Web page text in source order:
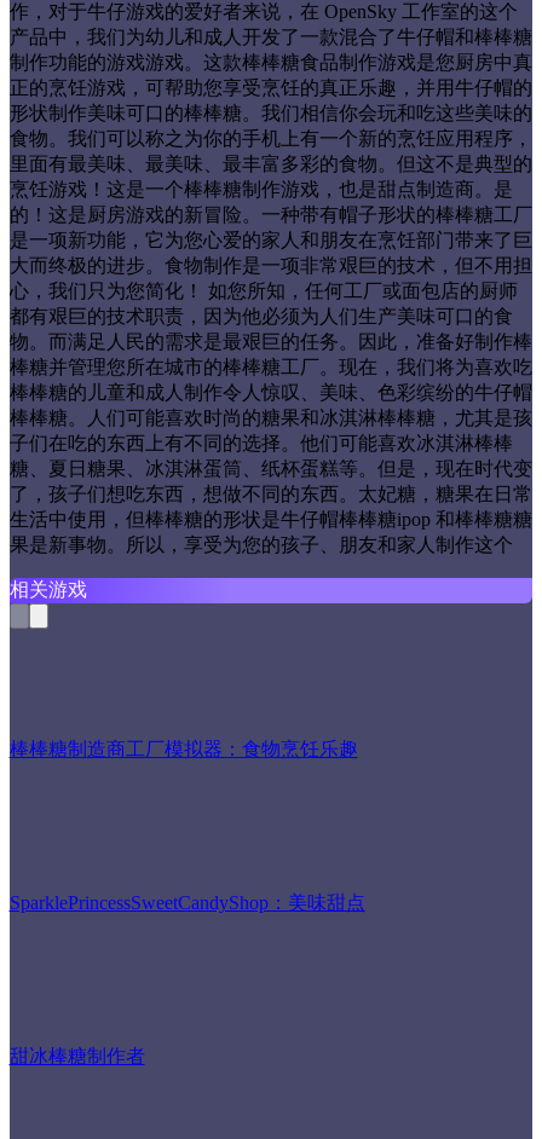
作，对于牛仔游戏的爱好者来说，在 OpenSky 工作室的这个
产品中，我们为幼儿和成人开发了一款混合了牛仔帽和棒棒糖
制作功能的游戏游戏。这款棒棒糖食品制作游戏是您厨房中真
正的烹饪游戏，可帮助您享受烹饪的真正乐趣，并用牛仔帽的
形状制作美味可口的棒棒糖。我们相信你会玩和吃这些美味的
食物。我们可以称之为你的手机上有一个新的烹饪应用程序，
里面有最美味、最美味、最丰富多彩的食物。但这不是典型的
烹饪游戏！这是一个棒棒糖制作游戏，也是甜点制造商。是
的！这是厨房游戏的新冒险。一种带有帽子形状的棒棒糖工厂
是一项新功能，它为您心爱的家人和朋友在烹饪部门带来了巨
大而终极的进步。食物制作是一项非常艰巨的技术，但不用担
心，我们只为您简化！ 如您所知，任何工厂或面包店的厨师
都有艰巨的技术职责，因为他必须为人们生产美味可口的食
物。而满足人民的需求是最艰巨的任务。因此，准备好制作棒
棒糖并管理您所在城市的棒棒糖工厂。现在，我们将为喜欢吃
棒棒糖的儿童和成人制作令人惊叹、美味、色彩缤纷的牛仔帽
棒棒糖。人们可能喜欢时尚的糖果和冰淇淋棒棒糖，尤其是孩
子们在吃的东西上有不同的选择。他们可能喜欢冰淇淋棒棒
糖、夏日糖果、冰淇淋蛋筒、纸杯蛋糕等。但是，现在时代变
了，孩子们想吃东西，想做不同的东西。太妃糖，糖果在日常
生活中使用，但棒棒糖的形状是牛仔帽棒棒糖ipop 和棒棒糖糖
果是新事物。所以，享受为您的孩子、朋友和家人制作这个
相关游戏
棒棒糖制造商工厂模拟器：食物烹饪乐趣
SparklePrincessSweetCandyShop：美味甜点
甜冰棒糖制作者